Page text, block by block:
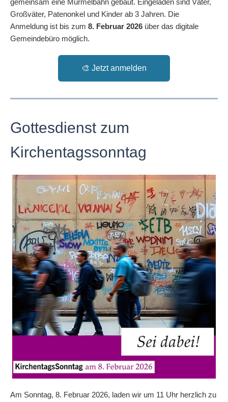
gemeinsam eine Murmelbahn gebaut. Eingeladen sind Väter,
Großväter, Patenonkel und Kinder ab 3 Jahren. Die
Anmeldung ist bis zum 8. Februar 2026 über das digitale
Gemeindebüro möglich.
🎨 Jetzt anmelden
Gottesdienst zum
Kirchentagssonntag
Am Sonntag, 8. Februar 2026, laden wir um 11 Uhr herzlich zu